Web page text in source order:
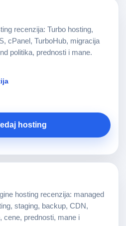
recenzija: Turbo hosting,
cPanel, TurboHub, migracija
politika, prednosti i mane.
hosting
hosting recenzija: managed
staging, backup, CDN,
cene, prednosti, mane i